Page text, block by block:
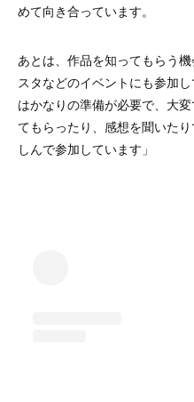
めて向き合っています。
あとは、作品を知ってもらう
スタなどのイベントにも参加
はかなりの準備が必要で、大
てもらったり、感想を聞いた
しんで参加しています」